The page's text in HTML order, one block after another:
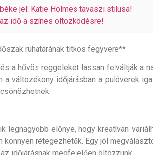
jel: Katie Holmes tavaszi stílusa!
idő a színes öltözködésre!
ruhatárának titkos fegyvere**
a hűvös reggeleket lassan felváltják a
a változékony időjárásban a pulóverek
legnagyobb előnye, hogy kreatívan
könnyen rétegezhetők. Egy jól
időjárásnak megfelelően öltözzünk.